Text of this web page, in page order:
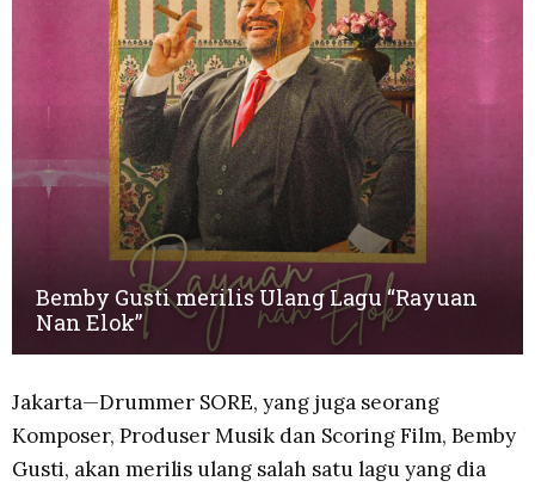
Bemby Gusti merilis Ulang Lagu “Rayuan
Nan Elok”
Jakarta—Drummer SORE, yang juga seorang
Komposer, Produser Musik dan Scoring Film, Bemby
Gusti, akan merilis ulang salah satu lagu yang dia